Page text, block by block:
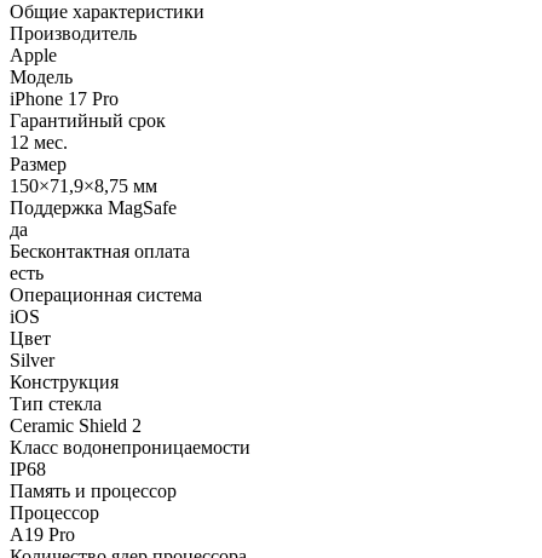
Общие характеристики
Производитель
Apple
Модель
iPhone 17 Pro
Гарантийный срок
12 мес.
Размер
150×71,9×8,75 мм
Поддержка MagSafe
да
Бесконтактная оплата
есть
Операционная система
iOS
Цвет
Silver
Конструкция
Тип стекла
Сeramic Shield 2
Класс водонепроницаемости
IP68
Память и процессор
Процессор
A19 Pro